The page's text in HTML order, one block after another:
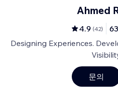
Ahmed
4.9 (42) 63
Designing Experiences.
문의